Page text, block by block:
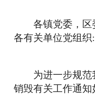
各镇党委，
各有关单位党组织:
为进一步规
销毁有关工作通知